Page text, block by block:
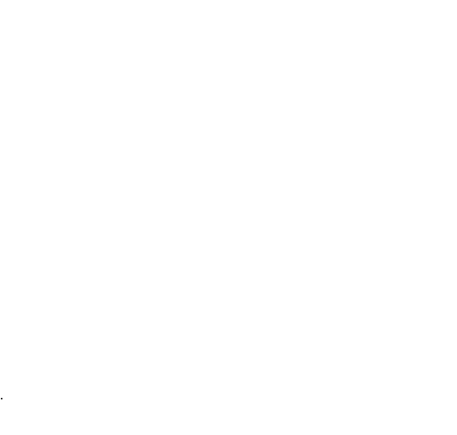
.